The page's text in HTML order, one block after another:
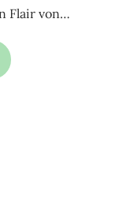
Flair von…